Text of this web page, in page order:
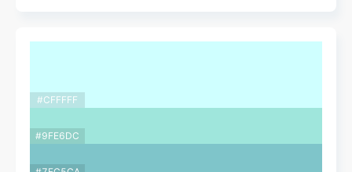
#CFFFFF
#9FE6DC